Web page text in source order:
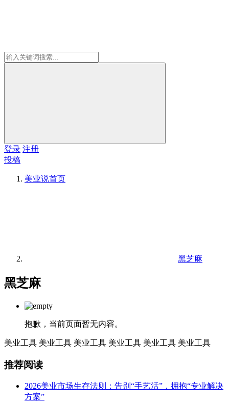
登录 注册
投稿
美业说首页
黑芝麻
黑芝麻
抱歉，当前页面暂无内容。
美业工具 美业工具 美业工具 美业工具 美业工具 美业工具
推荐阅读
2026美业市场生存法则：告别“手艺活”，拥抱“专业解决
方案”